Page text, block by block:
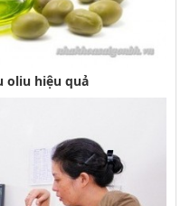
oliu hiệu quả